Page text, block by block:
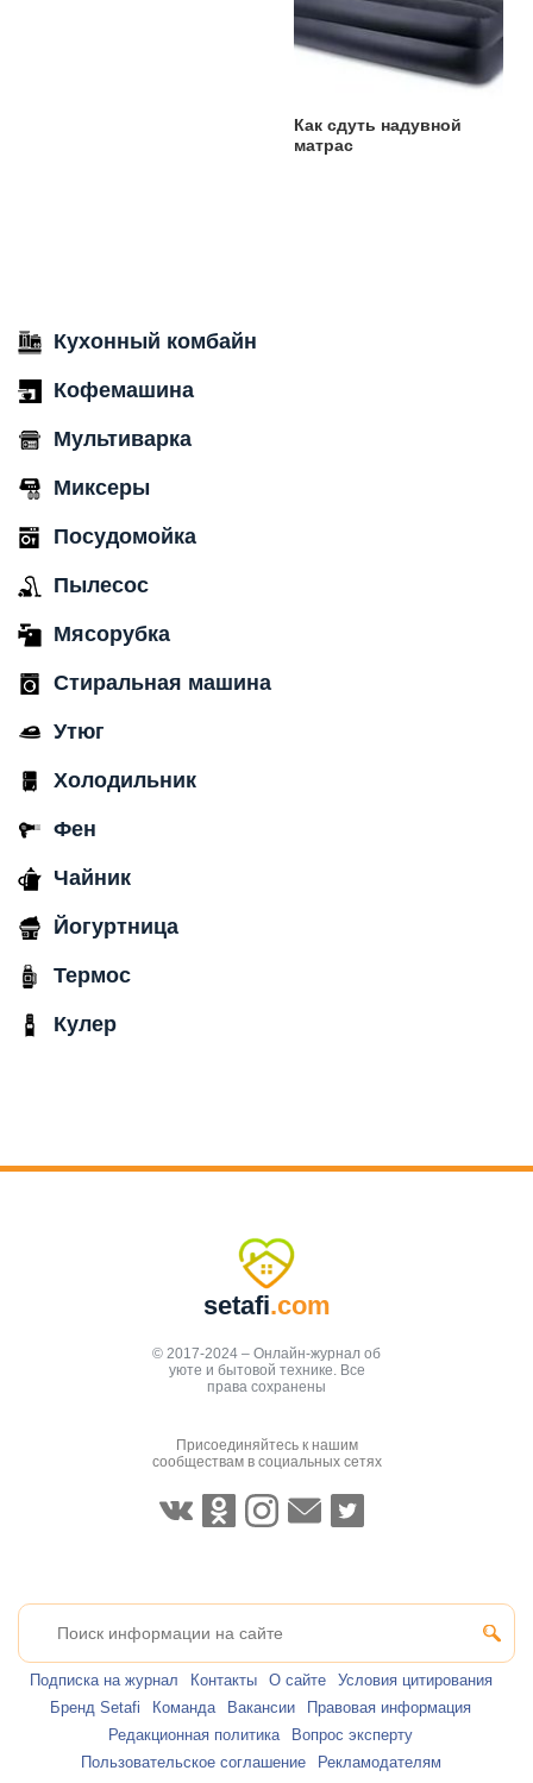
Как сдуть надувной
матрас
Кухонный комбайн
Кофемашина
Мультиварка
Миксеры
Посудомойка
Пылесос
Мясорубка
Стиральная машина
Утюг
Холодильник
Фен
Чайник
Йогуртница
Термос
Кулер
setafi.com
© 2017-2024 – Онлайн-журнал об
уюте и бытовой технике. Все
права сохранены
Присоединяйтесь к нашим
сообществам в социальных сетях
Подписка на журнал Контакты О сайте
Условия цитирования
Бренд Setafi
Команда Вакансии
Правовая информация
Редакционная политика
Вопрос эксперту
Пользовательское соглашение
Рекламодателям